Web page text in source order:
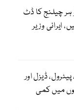
چیلنج کا ڈٹ
ایرانی وزیر
ڈیزل اور
میں کمی